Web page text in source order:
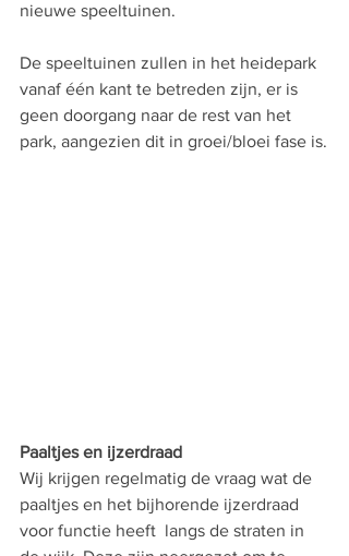
nieuwe speeltuinen.
De speeltuinen zullen in het heidepark
vanaf één kant te betreden zijn, er is
geen doorgang naar de rest van het
park, aangezien dit in groei/bloei fase is.
Paaltjes en ijzerdraad
Wij krijgen regelmatig de vraag wat de
paaltjes en het bijhorende ijzerdraad
voor functie heeft  langs de straten in